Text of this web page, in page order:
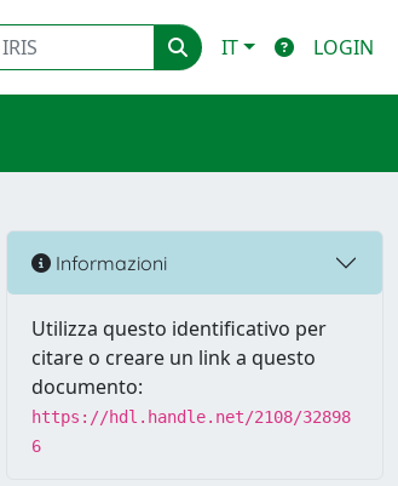
IT LOGIN
Informazioni
Utilizza questo identificativo per
citare o creare un link a questo
documento:
https://hdl.handle.net/2108/32898
6